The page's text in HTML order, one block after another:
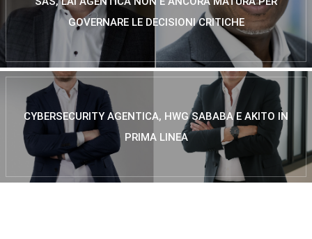
GOVERNARE LE DECISIONI CRITICHE
CYBERSECURITY AGENTICA, HWG SABABA E AKITO IN
PRIMA LINEA